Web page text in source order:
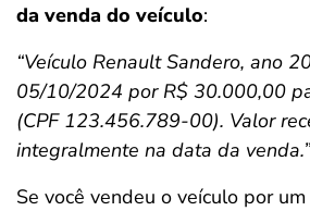
da venda do veículo:
“Veículo Renault Sandero, ano
05/10/2024 por R$ 30.000,00
(CPF 123.456.789-00). Valor
integralmente na data da venda.”
Se você vendeu o veículo por